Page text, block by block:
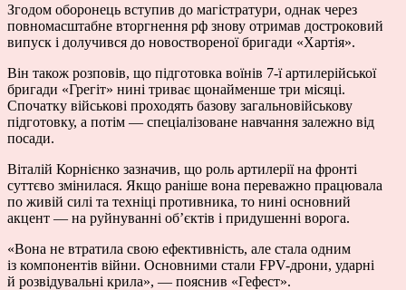
Згодом оборонець вступив до магістратури, однак через
повномасштабне вторгнення рф знову отримав достроковий
випуск і долучився до новоствореної бригади «Хартія».
Він також розповів, що підготовка воїнів 7-ї артилерійської
бригади «Грегіт» нині триває щонайменше три місяці.
Спочатку військові проходять базову загальновійськову
підготовку, а потім — спеціалізоване навчання залежно від
посади.
Віталій Корнієнко зазначив, що роль артилерії на фронті
суттєво змінилася. Якщо раніше вона переважно працювала
по живій силі та техніці противника, то нині основний
акцент — на руйнуванні об’єктів і придушенні ворога.
«Вона не втратила свою ефективність, але стала одним
із компонентів війни. Основними стали FPV-дрони, ударні
й розвідувальні крила», — пояснив «Гефест».